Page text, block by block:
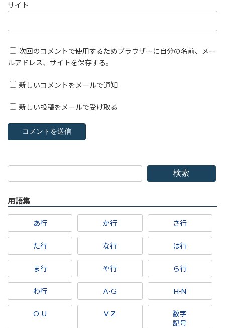
サイト
次回のコメントで使用するためブラウザーに自分の名前、メー
ルアドレス、サイトを保存する。
新しいコメントをメールで通知
新しい投稿をメールで受け取る
検索
用語集
あ行 か行 さ行
た行 な行 は行
ま行 や行 ら行
わ行 A-G H-N
O-U V-Z
数字
記号